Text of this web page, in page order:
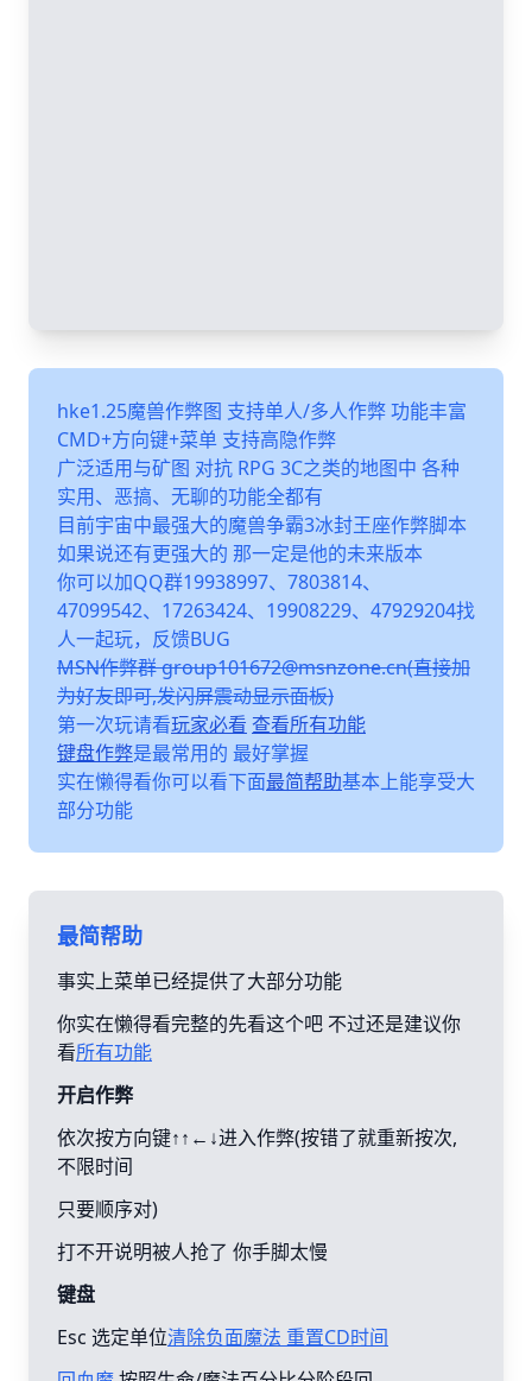
hke1.25魔兽作弊图 支持单人/多人作弊 功能丰富
CMD+方向键+菜单 支持高隐作弊
广泛适用与矿图 对抗 RPG 3C之类的地图中 各种
实用、恶搞、无聊的功能全都有
目前宇宙中最强大的魔兽争霸3冰封王座作弊脚本
如果说还有更强大的 那一定是他的未来版本
你可以加QQ群19938997、7803814、
47099542、17263424、19908229、47929204找
人一起玩，反馈BUG
MSN作弊群 group101672@msnzone.cn(直接加
为好友即可,发闪屏震动显示面板)
第一次玩请看玩家必看 查看所有功能
键盘作弊是最常用的 最好掌握
实在懒得看你可以看下面最简帮助基本上能享受大
部分功能
最简帮助
事实上菜单已经提供了大部分功能
你实在懒得看完整的先看这个吧 不过还是建议你
看所有功能
开启作弊
依次按方向键↑↑←↓进入作弊(按错了就重新按次,
不限时间
只要顺序对)
打不开说明被人抢了 你手脚太慢
键盘
Esc 选定单位清除负面魔法 重置CD时间